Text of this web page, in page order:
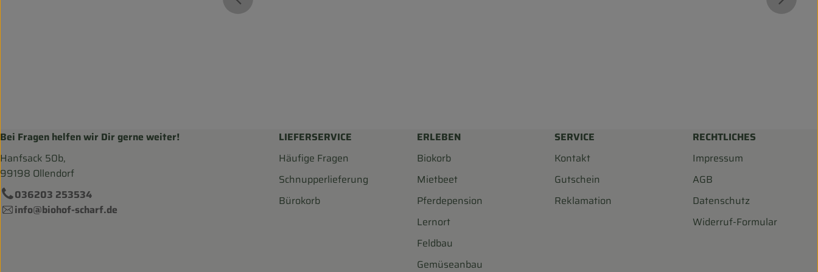
Bei Fragen helfen wir Dir gerne weiter!
Hanfsack 50b,
99198 Ollendorf
036203 253534
info@biohof-scharf.de
LIEFERSERVICE
Häufige Fragen
Schnupperlieferung
Bürokorb
ERLEBEN
Biokorb
Mietbeet
Pferdepension
Lernort
Feldbau
Gemüseanbau
SERVICE
Kontakt
Gutschein
Reklamation
RECHTLICHES
Impressum
AGB
Datenschutz
Widerruf-Formular